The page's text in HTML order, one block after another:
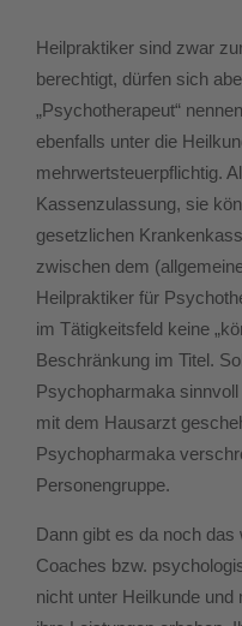
Heilpraktiker sind zwar
berechtigt, dürfen sich
„Psychotherapeut“
ebenfalls unter die
mehrwertsteuerpflichtig.
Kassenzulassung, sie
gesetzlichen
zwischen dem
Heilpraktiker für
im Tätigkeitsfeld keine
Beschränkung im Titel.
Psychopharmaka
mit dem Hausarzt
Psychopharmaka
Personengruppe.
Dann gibt es da noch
Coaches bzw.
nicht unter Heilkunde